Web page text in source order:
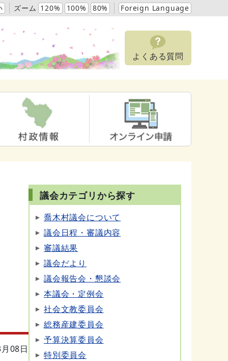
ズーム 120% 100% 80% Foreign Language
よくある質問
08日
議会カテゴリから探す
喬木村議会について
議会日程・審議内容
審議結果
議会だより
議会報告会・懇談会
本議会・定例会
社会文教委員会
総務産建委員会
予算決算委員会
特別委員会